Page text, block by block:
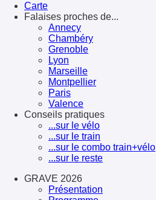
Carte
Falaises proches de...
Annecy
Chambéry
Grenoble
Lyon
Marseille
Montpellier
Paris
Valence
Conseils pratiques
...sur le vélo
...sur le train
...sur le combo train+vélo
...sur le reste
GRAVE 2026
Présentation